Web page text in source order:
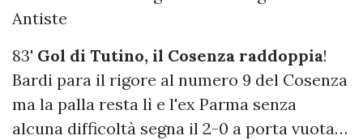
Antiste
83' Gol di Tutino, il Cosenza raddoppia!
Bardi para il rigore al numero 9 del Cosenza
ma la palla resta lì e l'ex Parma senza
alcuna difficoltà segna il 2-0 a porta vuota…